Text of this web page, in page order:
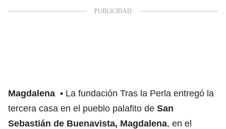
Magdalena
La fundación Tras la Perla entregó la
tercera casa en el pueblo palafito de San
Sebastián de Buenavista, Magdalena, en el